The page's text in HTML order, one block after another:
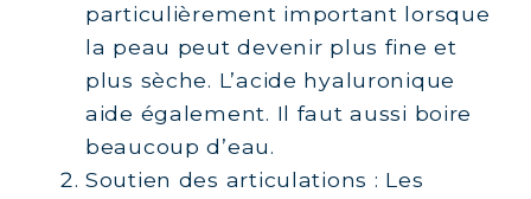
particulièrement important lorsque
la peau peut devenir plus fine et
plus sèche. L’acide hyaluronique
aide également. Il faut aussi boire
beaucoup d’eau.
Soutien des articulations : Les